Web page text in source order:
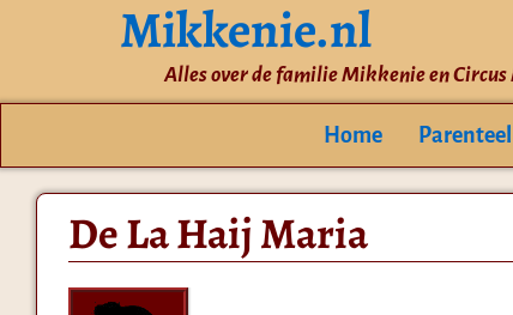
Mikkenie.nl
Alles over de familie Mikkenie en
Home
De La Haij Maria